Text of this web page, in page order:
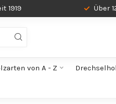
1919 Über
von A - Z